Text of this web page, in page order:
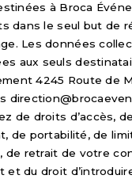
à Broca
dans le seul but de
Les données
aux seuls
4245 Route de
de droits d’accès,
de portabilité, de
de retrait de votre
et du droit